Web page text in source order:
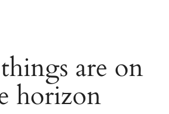
are on
horizon